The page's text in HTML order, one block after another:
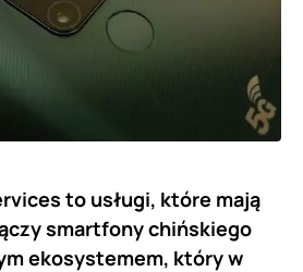
to usługi, które mają
smartfony chińskiego
ekosystemem, który w